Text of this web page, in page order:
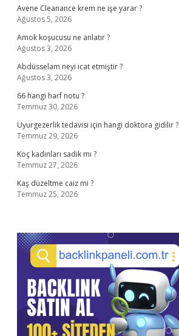
Avene Cleanance krem ne işe yarar ?
Ağustos 5, 2026
Amok koşucusu ne anlatır ?
Ağustos 3, 2026
Abdüsselam neyi icat etmiştir ?
Ağustos 3, 2026
66 hangi harf notu ?
Temmuz 30, 2026
Uyurgezerlik tedavisi için hangi doktora gidilir ?
Temmuz 29, 2026
Koç kadınları sadık mı ?
Temmuz 27, 2026
Kaş düzeltme caiz mi ?
Temmuz 25, 2026